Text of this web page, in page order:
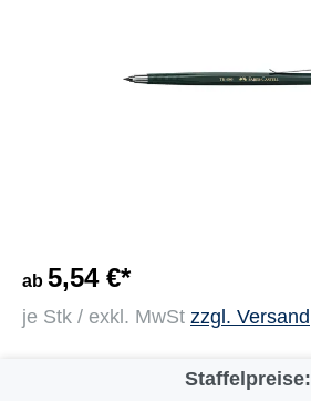
ab 5,54 €*
je Stk / exkl. MwSt zzgl. Versand
Staffelpreise: